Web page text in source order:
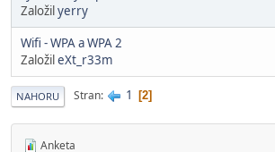
Založilyerry
Wifi - WPA a WPA 2
ZaložileXt_r33m
NAHORU Stran 1 2
Anketa